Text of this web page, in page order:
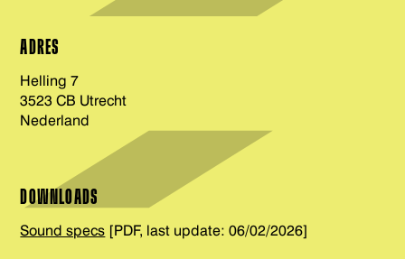
ADRES
Helling 7
3523 CB Utrecht
Nederland
DOWNLOADS
Sound specs [PDF, last update: 06/02/2026]